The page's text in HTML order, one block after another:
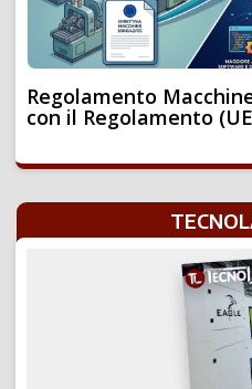
Regolamento
con il Regolamento